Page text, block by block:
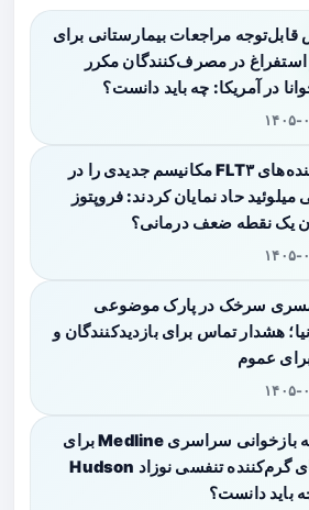
قابل‌توجه مراجعات بیمارستانی برای
استفراغ در مصرف‌کنندگان مکرر
در آمریکا: چه باید دانست؟
۰۵-۱۶
مهارکننده‌های FLT۳ مکانیسم جدیدی را در
حاد نمایان کردند: فروپتوز
یک نقطه ضعف درمانی؟
۰۵-۱۶
سرخک در پارک موضوعی
هشدار تماس برای بازدیدکنندگان و
عموم
۰۵-۱۶
اطلاعیه بازخوانی سراسری Medline برای
مدارهای گرم‌کننده تنفسی نوزاد Hudson